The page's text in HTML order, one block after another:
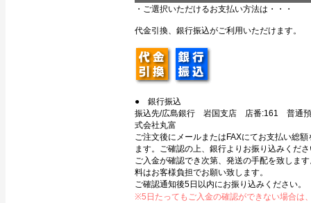
・ご選択いただけるお支払い方法は・・・
代金引換、銀行振込がご利用いただけます。
● 銀行振込
振込先/広島銀行 岩国支店 店番:161 普通
式会社丸富
ご注文後にメールまたはFAXにてお支払い総
ます。ご確認の上、銀行よりお振り込みくだ
ご入金が確認でき次第、発送の手配を致しま
料はお客様負担でお願い致します。
ご確認通知後5日以内にお振り込みください。
※5日たってもご入金の確認ができない場合は